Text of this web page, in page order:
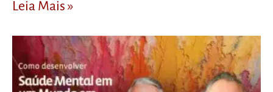
Leia Mais »